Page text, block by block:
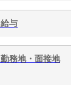
給与
勤務地・面接地